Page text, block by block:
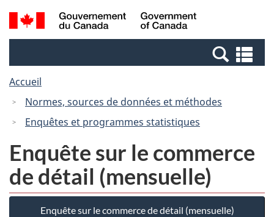
Passer
au
Passer
à
Canada
Recherche
et
et
Accueil
Normes, sources de données et méthodes
Enquêtes et programmes statistiques
Enquête sur le commerce
de détail (mensuelle)
Enquête sur le commerce de détail (mensuelle)